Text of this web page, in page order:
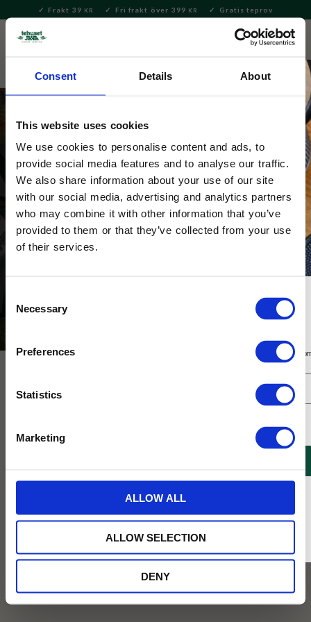
Consent Details About
This website uses cookies
We use cookies to personalise content and ads, to
provide social media features and to analyse our traffic.
We also share information about your use of our site
with our social media, advertising and analytics partners
who may combine it with other information that you’ve
provided to them or that they’ve collected from your use
of their services.
Selection
Necessary
Preferences
Statistics
Marketing
ALLOW ALL
ALLOW SELECTION
DENY
Meny
Frakt 39 KR Fri frakt över 399 KR Gratis teprov
Höstens favoriter
Gott te, kaffe och delikatesser att njuta av under
sensommaren och hösten. Snabblänkar: Visa allt te
Darjeeling First Flush Sparkling
flush-te från Darjeeling och späda vita
159KR
NYHET
Cumbrae Bird Garden Bullfinch
En kvalitetsmugg i fint benporslin med
369KR
Få 10% rabatt på ditt första köp på nätet och ta del av erbjudanden året
* Rabatten gäller endast online på Tehusetjava.se. Rabatten fungerar endast på